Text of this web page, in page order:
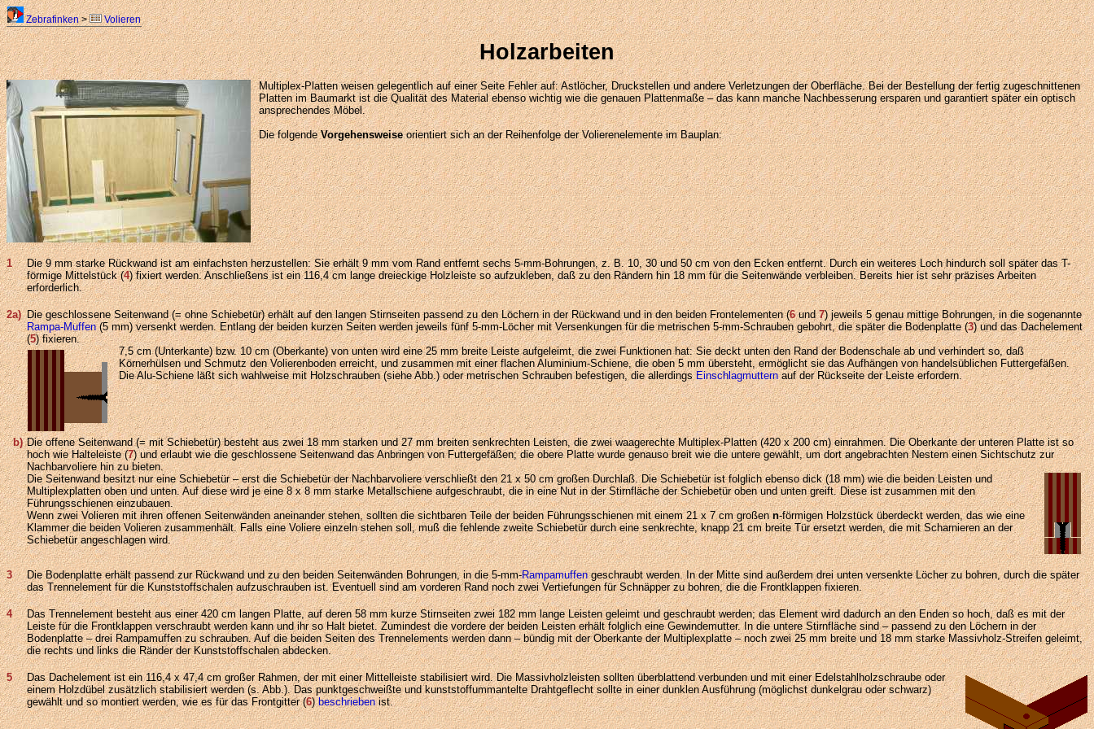
Zebrafinken> Volieren
Holzarbeiten
Multiplex-Platten weisen gelegentlich auf einer Seite Fehler auf: Astlöcher, Druckstellen und andere Verletzungen der Oberfläche. Bei der Bestellung der fertig zugeschnittenen
Platten im Baumarkt ist die Qualität des Material ebenso wichtig wie die genauen Plattenmaße – das kann manche Nachbesserung ersparen und garantiert später ein optisch
ansprechendes Möbel.
Die folgendeVorgehensweiseorientiert sich an der Reihenfolge der Volierenelemente im Bauplan:
1
Die 9 mm starke Rückwand ist am einfachsten herzustellen: Sie erhält 9 mm vom Rand entfernt sechs 5-mm-Bohrungen, z. B. 10, 30 und 50 cm von den Ecken entfernt. Durch ein weiteres Loch hindurch soll später das T-
förmige Mittelstück (4) fixiert werden. Anschließens ist ein 116,4 cm lange dreieckige Holzleiste so aufzukleben, daß zu den Rändern hin 18 mm für die Seitenwände verbleiben. Bereits hier ist sehr präzises Arbeiten
erforderlich.
2a) Die geschlossene Seitenwand (= ohne Schiebetür) erhält auf den langen Stirnseiten passend zu den Löchern in der Rückwand und in den beiden Frontelementen (6und7) jeweils 5 genau mittige Bohrungen, in die sogenannte
Rampa-Muffen(5 mm) versenkt werden. Entlang der beiden kurzen Seiten werden jeweils fünf 5-mm-Löcher mit Versenkungen für die metrischen 5-mm-Schrauben gebohrt, die später die Bodenplatte (3) und das Dachelement
(5) fixieren.
7,5 cm (Unterkante) bzw. 10 cm (Oberkante) von unten wird eine 25 mm breite Leiste aufgeleimt, die zwei Funktionen hat: Sie deckt unten den Rand der Bodenschale ab und verhindert so, daß
Körnerhülsen und Schmutz den Volierenboden erreicht, und zusammen mit einer flachen Aluminium-Schiene, die oben 5 mm übersteht, ermöglicht sie das Aufhängen von handelsüblichen Futtergefäßen.
Die Alu-Schiene läßt sich wahlweise mit Holzschrauben (siehe Abb.) oder metrischen Schrauben befestigen, die allerdingsEinschlagmutternauf der Rückseite der Leiste erfordern.
b) Die offene Seitenwand (= mit Schiebetür) besteht aus zwei 18 mm starken und 27 mm breiten senkrechten Leisten, die zwei waagerechte Multiplex-Platten (420 x 200 cm) einrahmen. Die Oberkante der unteren Platte ist so
hoch wie Halteleiste (7) und erlaubt wie die geschlossene Seitenwand das Anbringen von Futtergefäßen; die obere Platte wurde genauso breit wie die untere gewählt, um dort angebrachten Nestern einen Sichtschutz zur
Nachbarvoliere hin zu bieten.
Die Seitenwand besitzt nur eine Schiebetür – erst die Schiebetür der Nachbarvoliere verschließt den 21 x 50 cm großen Durchlaß. Die Schiebetür ist folglich ebenso dick (18 mm) wie die beiden Leisten und
Multiplexplatten oben und unten. Auf diese wird je eine 8 x 8 mm starke Metallschiene aufgeschraubt, die in eine Nut in der Stirnfläche der Schiebetür oben und unten greift. Diese ist zusammen mit den
Führungsschienen einzubauen.
Wenn zwei Volieren mit ihren offenen Seitenwänden aneinander stehen, sollten die sichtbaren Teile der beiden Führungsschienen mit einem 21 x 7 cm großenn-förmigen Holzstück überdeckt werden, das wie eine
Klammer die beiden Volieren zusammenhält. Falls eine Voliere einzeln stehen soll, muß die fehlende zweite Schiebetür durch eine senkrechte, knapp 21 cm breite Tür ersetzt werden, die mit Scharnieren an der
Schiebetür angeschlagen wird.
3 Die Bodenplatte erhält passend zur Rückwand und zu den beiden Seitenwänden Bohrungen, in die 5-mm-Rampamuffengeschraubt werden. In der Mitte sind außerdem drei unten versenkte Löcher zu bohren, durch die später
das Trennelement für die Kunststoffschalen aufzuschrauben ist. Eventuell sind am vorderen Rand noch zwei Vertiefungen für Schnäpper zu bohren, die die Frontklappen fixieren.
4
Das Trennelement besteht aus einer 420 cm langen Platte, auf deren 58 mm kurze Stirnseiten zwei 182 mm lange Leisten geleimt und geschraubt werden; das Element wird dadurch an den Enden so hoch, daß es mit der
Leiste für die Frontklappen verschraubt werden kann und ihr so Halt bietet. Zumindest die vordere der beiden Leisten erhält folglich eine Gewindemutter. In die untere Stirnfläche sind – passend zu den Löchern in der
Bodenplatte – drei Rampamuffen zu schrauben. Auf die beiden Seiten des Trennelements werden dann – bündig mit der Oberkante der Multiplexplatte – noch zwei 25 mm breite und 18 mm starke Massivholz-Streifen geleimt,
die rechts und links die Ränder der Kunststoffschalen abdecken.
5
Das Dachelement ist ein 116,4 x 47,4 cm großer Rahmen, der mit einer Mittelleiste stabilisiert wird. Die Massivholzleisten sollten überblattend verbunden und mit einer Edelstahlholzschraube oder
einem Holzdübel zusätzlich stabilisiert werden (s. Abb.). Das punktgeschweißte und kunststoffummantelte Drahtgeflecht sollte in einer dunklen Ausführung (möglichst dunkelgrau oder schwarz)
gewählt und so montiert werden, wie es für das Frontgitter (6)beschriebenist.